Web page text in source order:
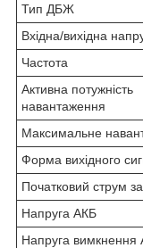
Тип ДБЖ
Вхідна/вихідна
Частота
Активна потужність
навантаження
Максимальне
Форма вихідного
Початковий струм
Напруга АКБ
Напруга вимкнення